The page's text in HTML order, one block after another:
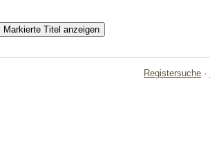
Registersuche ·